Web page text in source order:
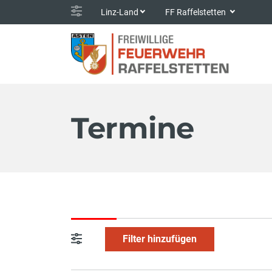
Linz-Land FF Raffelstetten
Termine
Filter hinzufügen